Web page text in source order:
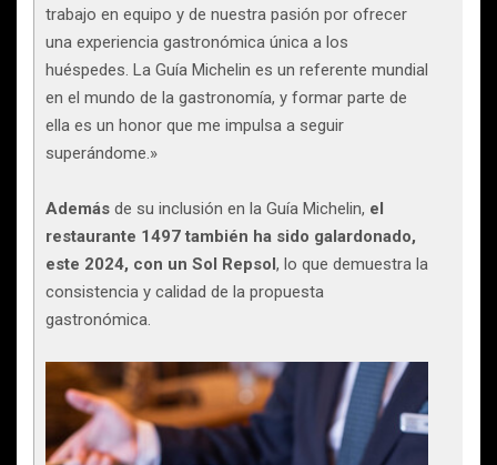
trabajo en equipo y de nuestra pasión por ofrecer
una experiencia gastronómica única a los
huéspedes. La Guía Michelin es un referente mundial
en el mundo de la gastronomía, y formar parte de
ella es un honor que me impulsa a seguir
superándome.»
Además de su inclusión en la Guía Michelin, el
restaurante 1497 también ha sido galardonado,
este 2024, con un Sol Repsol, lo que demuestra la
consistencia y calidad de la propuesta
gastronómica.